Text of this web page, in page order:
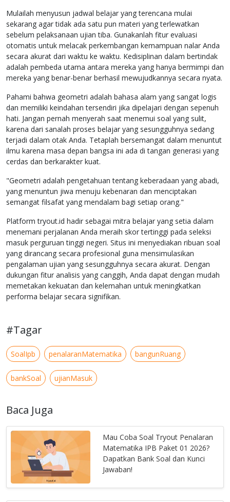
Mulailah menyusun jadwal belajar yang terencana mulai
sekarang agar tidak ada satu pun materi yang terlewatkan
sebelum pelaksanaan ujian tiba. Gunakanlah fitur evaluasi
otomatis untuk melacak perkembangan kemampuan nalar Anda
secara akurat dari waktu ke waktu. Kedisiplinan dalam bertindak
adalah pembeda utama antara mereka yang hanya bermimpi dan
mereka yang benar-benar berhasil mewujudkannya secara nyata.
Pahami bahwa geometri adalah bahasa alam yang sangat logis
dan memiliki keindahan tersendiri jika dipelajari dengan sepenuh
hati. Jangan pernah menyerah saat menemui soal yang sulit,
karena dari sanalah proses belajar yang sesungguhnya sedang
terjadi dalam otak Anda. Tetaplah bersemangat dalam menuntut
ilmu karena masa depan bangsa ini ada di tangan generasi yang
cerdas dan berkarakter kuat.
"Geometri adalah pengetahuan tentang keberadaan yang abadi,
yang menuntun jiwa menuju kebenaran dan menciptakan
semangat filsafat yang mendalam bagi setiap orang."
Platform tryout.id hadir sebagai mitra belajar yang setia dalam
menemani perjalanan Anda meraih skor tertinggi pada seleksi
masuk perguruan tinggi negeri. Situs ini menyediakan ribuan soal
yang dirancang secara profesional guna mensimulasikan
pengalaman ujian yang sesungguhnya secara akurat. Dengan
dukungan fitur analisis yang canggih, Anda dapat dengan mudah
memetakan kekuatan dan kelemahan untuk meningkatkan
performa belajar secara signifikan.
#Tagar
SoalIpb penalaranMatematika bangunRuang
bankSoal ujianMasuk
Baca Juga
Mau Coba Soal Tryout Penalaran
Matematika IPB Paket 01 2026?
Dapatkan Bank Soal dan Kunci
Jawaban!